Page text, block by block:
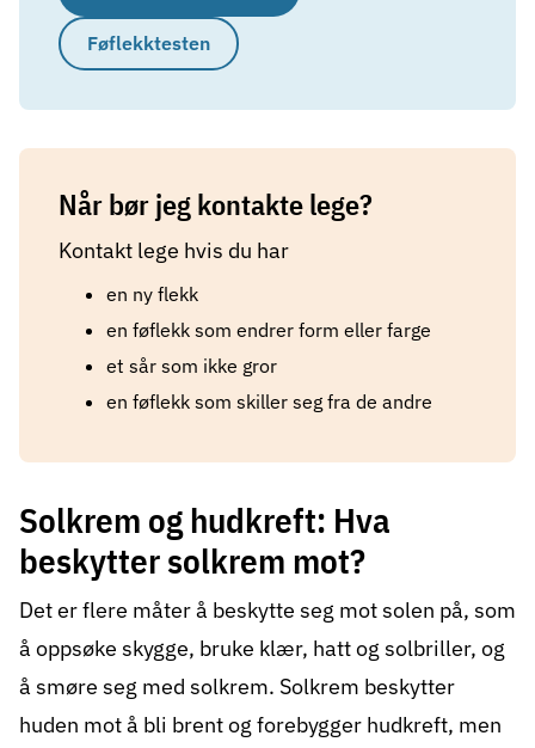
Føflekktesten
Når bør jeg kontakte lege?
Kontakt lege hvis du har
en ny flekk
en føflekk som endrer form eller farge
et sår som ikke gror
en føflekk som skiller seg fra de andre
Solkrem og hudkreft: Hva
beskytter solkrem mot?
Det er flere måter å beskytte seg mot solen på, som
å oppsøke skygge, bruke klær, hatt og solbriller, og
å smøre seg med solkrem. Solkrem beskytter
huden mot å bli brent og forebygger hudkreft, men